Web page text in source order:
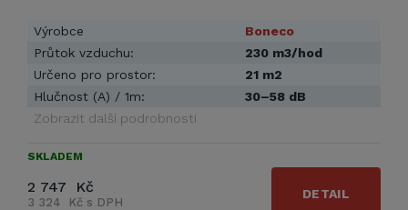
Výrobce
Boneco
Průtok vzduchu:
230 m3/hod
Určeno pro prostor:
21 m2
Hlučnost (A) / 1m:
30–58 dB
Zobrazit další podrobnosti
SKLADEM
2 747 Kč
3 324 Kč s DPH
DETAIL